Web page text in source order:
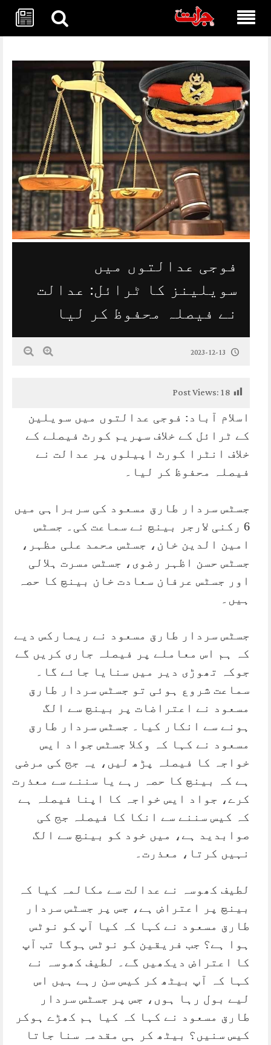
فوجی عدالتوں میں
سویلینز کا ٹرائل: عدالت
نے فیصلہ محفوظ کر لیا
2023-12-13
Post Views:18
اسلام آباد: ‏فوجی عدالتوں میں سویلین
کے ٹرائل کے خلاف سپریم کورٹ فیصلے کے
خلاف انٹرا کورٹ اپیلوں پر عدالت نے
فیصلہ محفوظ کر لیا۔
جسٹس سردار طارق مسعود کی سربراہی میں
6 رکنی لارجر بینچ نے سماعت کی۔ جسٹس
امین الدین خان، جسٹس محمد علی مظہر،
جسٹس حسن اظہر رضوی، جسٹس مسرت ہلالی
اور جسٹس عرفان سعادت خان بینچ کا حصہ
ہیں۔
جسٹس سردار طارق مسعود نے ریمارکس دیے
کہ ہم اس معاملے پر فیصلہ جاری کریں گے
جوکہ تھوڑی دیر میں سنایا جائے گا۔
سماعت شروع ہوئی تو جسٹس سردار طارق
مسعود نے اعتراضات پر بینچ سے الگ
ہونے سے انکار کیا۔ جسٹس سردار طارق
مسعود نے کہا کہ وکلا جسٹس جواد ایس
خواجہ کا فیصلہ پڑھ لیں، یہ جج کی مرضی
ہے کہ بینچ کا حصہ رہے یا سننے سے معذرت
کرے، جواد ایس خواجہ کا اپنا فیصلہ ہے
کہ کیس سننے سے انکا کا فیصلہ جج کی
صوابدید ہے، میں خود کو بینچ سے الگ
نہیں کرتا، معذرت۔
لطیف کھوسہ نے عدالت سے مکالمہ کیا کہ
بینچ پر اعتراض ہے، جس پر جسٹس سردار
طارق مسعود نے کہا کہ کیا آپ کو نوٹس
ہوا ہے؟ جب فریقین کو نوٹس ہوگا تب آپ
کا اعتراض دیکھیں گے۔ لطیف کھوسہ نے
کہا کہ آپ بیٹھ کر کیس سن رہے ہیں اس
لیے بول رہا ہوں، جس پر جسٹس سردار
طارق مسعود نے کہا کہ کیا ہم کھڑے ہوکر
کیس سنیں؟ بیٹھ کر ہی مقدمہ سنا جاتا